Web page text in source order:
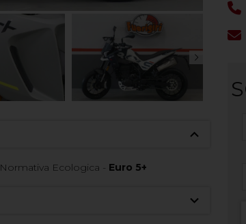
Normativa Ecologica - Euro 5+